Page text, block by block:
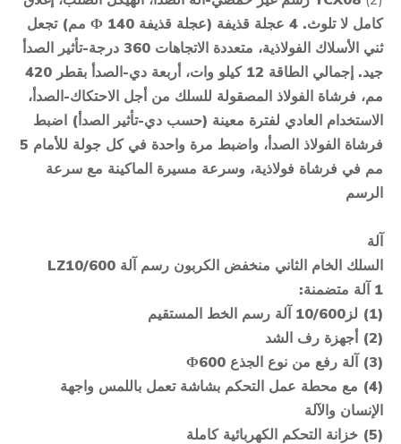
كامل لا تلوث. 4 عجلة قذيفة (عجلة قذيفة Ф 140 مم) تجعل
ثني الأسلاك الفولاذية، متعددة الاتجاهات 360 درجة
-تأثير الصدأ
جيد. إجمالي الطاقة 12 كيلو وات، أربعة دي
-
الصدأ بقطر 420
مم، فرشاة الفولاذ المصقولة للسلك من أجل الاحتكاك-الصدأ،
الاستخدام العادي لفترة معينة (حسب دي-تأثير الصدأ) اضبط
فرشاة الفولاذ الصدأ، واضبط مرة واحدة في كل جولة للأمام 5
مم في فرشاة فولاذية، وسرعة مسيرة الماكينة مع سرعة
الرسم
آلة
السلك الخام الثاني منخفض الكربون رسم آلة 10/600
1 آلة متضمنة:
(1) لز
10/600 آلة رسم الخط المستقيم
(2) أجهزة رف الشد
(3) آلة رفع من نوع الجذع Ф600
(4) مع محطة عمل التحكم بشاشة تعمل باللمس واجهة
الإنسان والآلة
(5) خزانة التحكم الكهربائية كاملة